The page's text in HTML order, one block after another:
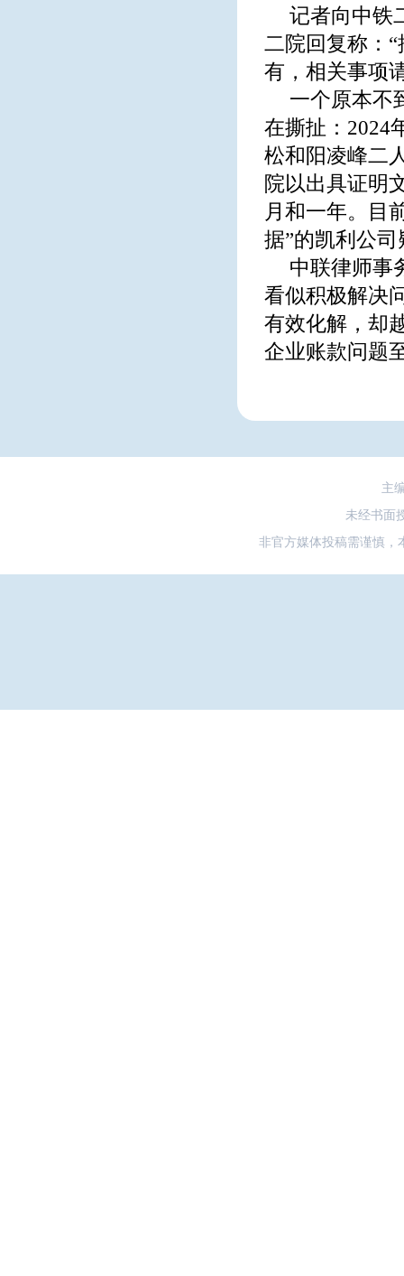
记者向中铁
二院回复称：
有，相关事项
一个原本不
在撕扯：2024
松和阳凌峰二
院以出具证明
月和一年。目
据”的凯利公
中联律师事
看似积极解决
有效化解，却
企业账款问题
主
未经书面
非官方媒体投稿需谨慎，